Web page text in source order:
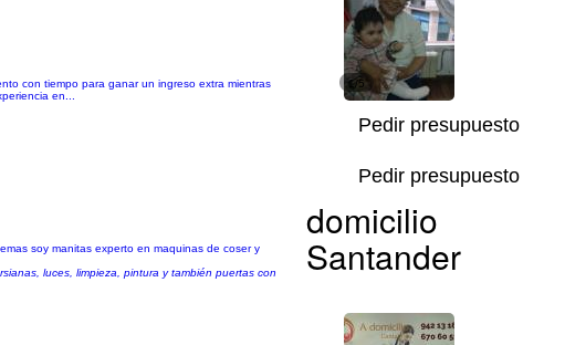
con tiempo para ganar un ingreso extra mientras
en...
1/5
Pedir presupuesto
soy manitas experto en maquinas de coser y
luces, limpieza, pintura y también puertas con
Pedir presupuesto
domicilio
Santander